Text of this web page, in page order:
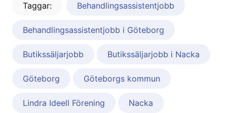
Taggar: Behandlingsassistentjobb
Behandlingsassistentjobb i Göteborg
Butikssäljarjobb Butikssäljarjobb i Nacka
Göteborg Göteborgs kommun
Lindra Ideell Förening Nacka